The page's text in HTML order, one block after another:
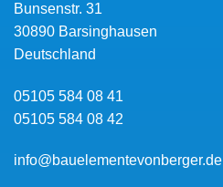
Bunsenstr. 31
30890 Barsinghausen
Deutschland
05105 584 08 41
05105 584 08 42
info@bauelementevonberger.de